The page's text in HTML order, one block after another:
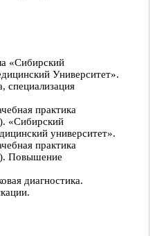
«Сибирский
Университет».
специализация
практика
«Сибирский
университет».
практика
Повышение
диагностика.